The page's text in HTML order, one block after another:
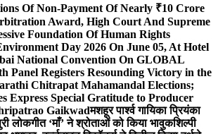
Of Non-Payment Of Nearly ₹10 Crore
Award, High Court And Supreme
Foundation Of Human Rights
Day 2026 On June 05, At Hotel
National Convention On GLOBAL
Panel Registers Resounding Victory in the
Chitrapat Mahamandal Elections;
Express Special Gratitude to Producer
Gaikwadमशहूर पार्श्व गायिका प्रियंका
लोकगीत ‘माँ’ ने श्रोताओं को किया भावुकशिल्पी